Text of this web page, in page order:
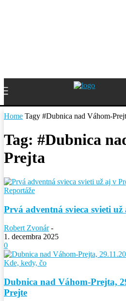
Home Tagy #Dubnica nad Váhom-
Tag: #Dubnica
Prejta
Reportáže
Prvá adventná svieca svieti
Robert Zvonár -
1. decembra 2025
0
Kde, kedy, čo
Dubnica nad Váhom-Prejta,
Prejte